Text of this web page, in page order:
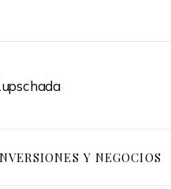
Y NEGOCIOS